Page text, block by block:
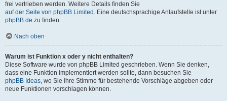
frei vertrieben werden. Weitere Details finden Sie
auf der Seite von phpBB Limited . Eine deutschsprachige Anlaufstelle ist unter
phpBB.de zu finden.
Nach oben
Warum ist Funktion x oder y nicht enthalten?
Diese Software wurde von phpBB Limited geschrieben. Wenn Sie denken,
dass eine Funktion implementiert werden sollte, dann besuchen Sie
phpBB Ideas, wo Sie Ihre Stimme für bestehende Vorschläge abgeben oder
neue Funktionen vorschlagen können.